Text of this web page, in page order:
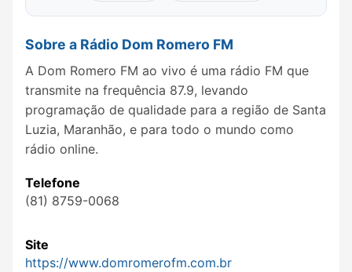
Sobre a Rádio Dom Romero FM
A Dom Romero FM ao vivo é uma rádio FM que
transmite na frequência 87.9, levando
programação de qualidade para a região de Santa
Luzia, Maranhão, e para todo o mundo como
rádio online.
Telefone
(81) 8759-0068
Site
https://www.domromerofm.com.br